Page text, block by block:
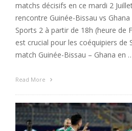
matchs décisifs en ce mardi 2
rencontre Guinée-Bissau vs
Sports 2 à partir de 18h (heure de
est crucial pour les coéquipiers de
match Guinée-Bissau – Ghana en
Read More